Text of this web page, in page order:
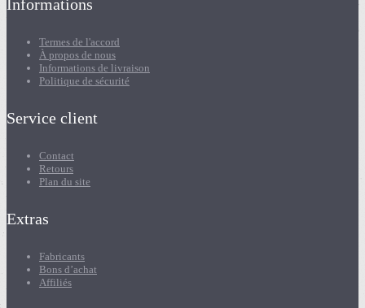
Informations
Termes de l'accord
À propos de nous
Informations de livraison
Politique de sécurité
Service client
Contact
Retours
Plan du site
Extras
Fabricants
Bons d’achat
Affiliés